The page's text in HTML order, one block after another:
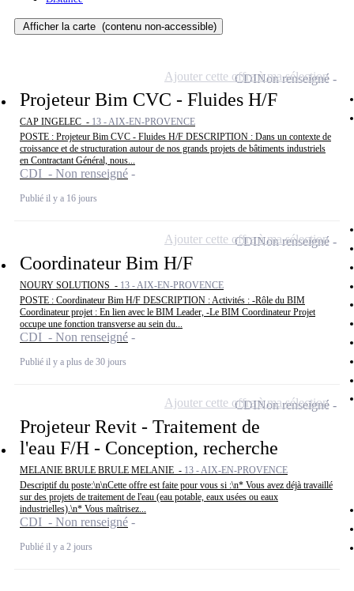
Afficher la carte (contenu non-accessible)
Projeteur Bim CVC - Fluides H/F
CAP INGELEC - 13 - AIX-EN-PROVENCE
POSTE : Projeteur Bim CVC - Fluides H/F DESCRIPTION : Dans un contexte de
croissance et de structuration autour de nos grands projets de bâtiments industriels
en Contractant Général, nous...
CDI - Non renseigné
Publié il y a 16 jours
CDINon renseigné
Ajouter cette offre à ma sélection
Coordinateur Bim H/F
NOURY SOLUTIONS - 13 - AIX-EN-PROVENCE
POSTE : Coordinateur Bim H/F DESCRIPTION : Activités : -Rôle du BIM
Coordinateur projet : En lien avec le BIM Leader, -Le BIM Coordinateur Projet
occupe une fonction transverse au sein du...
CDI - Non renseigné
Publié il y a plus de 30 jours
CDINon renseigné
Ajouter cette offre à ma sélection
Projeteur Revit - Traitement de
l'eau F/H - Conception, recherche
MELANIE BRULE BRULE MELANIE - 13 - AIX-EN-PROVENCE
Descriptif du poste:\n\nCette offre est faite pour vous si :\n* Vous avez déjà travaillé
sur des projets de traitement de l'eau (eau potable, eaux usées ou eaux
industrielles).\n* Vous maîtrisez...
CDI - Non renseigné
Publié il y a 2 jours
CDINon renseigné
Ajouter cette offre à ma sélection